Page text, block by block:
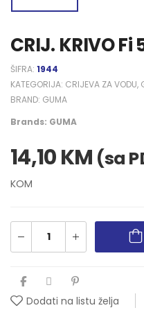
CRIJ. KRIVO Fi
ŠIFRA: 1944
KATEGORIJA: CRIJEVA ZA VODU,
BRAND: GUMA
Brands: GUMA
14,10KM (sa
KOM
Dodati na listu želja